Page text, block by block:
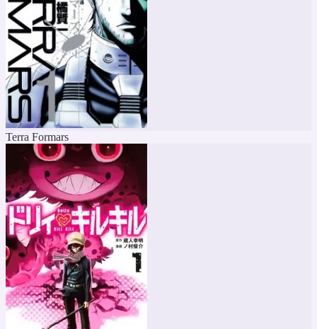
Terra Formars